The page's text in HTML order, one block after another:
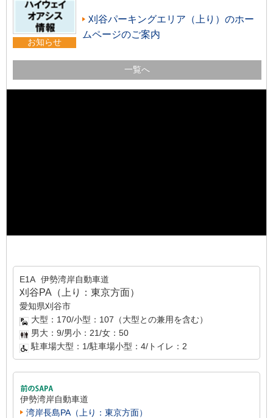
お知らせ
刈谷パーキングエリア（上り）のホー
ムページのご案内
一覧へ
E1A 伊勢湾岸自動車道
刈谷PA（上り：東京方面）
愛知県刈谷市
大型：170/小型：107（大型との兼用を含む）
男大：9/男小：21/女：50
駐車場大型：1/駐車場小型：4/トイレ：2
伊勢湾岸自動車道
湾岸長島PA（上り：東京方面）